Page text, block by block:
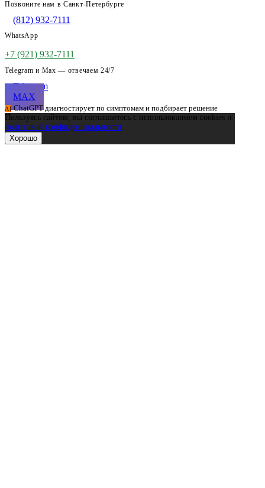
Позвоните нам в Санкт-Петербурге
(812) 932-7111
WhatsApp
+7 (921) 932-7111
Telegram и Max — отвечаем 24/7
Telegram
MAX
AI ChatGPT диагностирует по симптомам и подбирает решение
Пользуясь сайтом, вы соглашаетесь с использованием cookies и
политикой конфиденциальности
Хорошо